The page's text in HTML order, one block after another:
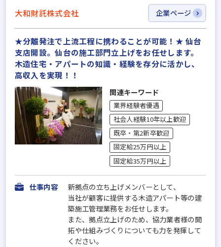
大和財託株式会社 企業ページ
★分離発注で上流工程に携わることが可能！★ 仙台
支店開設。仙台の施工部門立上げをお任せします。
木造住宅・アパートの知識・経験を存分に活かし、
高収入を実現！！
関連キーワード
業界経験者優遇
社会人経験10年以上歓迎
既卒・第2新卒歓迎
固定給25万円以上
固定給35万円以上
仕事内容
新拠点の立ち上げメンバーとして、
当社が顧客に提供する木造アパート等の建
築施工管理業務をお任せします。
また、拠点立上げのため、協力業者様の開
拓や仕組みづくりについても力を発揮して
ください。